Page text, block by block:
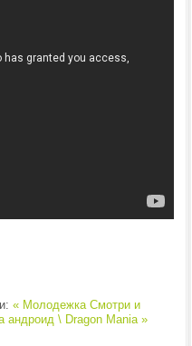
« Молодежка Смотри и
андроид \ Dragon Mania »